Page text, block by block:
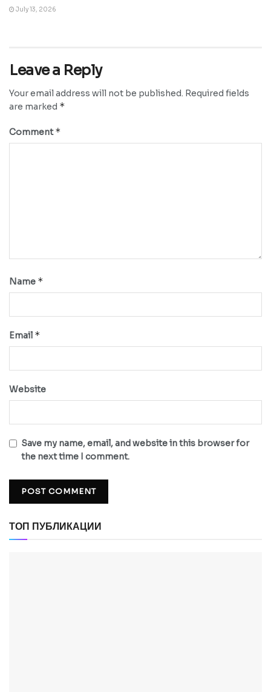
July 13, 2026
Leave a Reply
Your email address will not be published. Required fields
are marked *
Comment*
Name *
Email *
Website
Save my name, email, and website in this browser for
the next time I comment.
ТОП ПУБЛИКАЦИИ